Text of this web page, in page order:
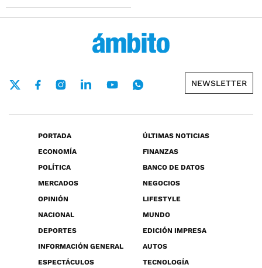
NEWSLETTER
PORTADA
ÚLTIMAS NOTICIAS
ECONOMÍA
FINANZAS
POLÍTICA
BANCO DE DATOS
MERCADOS
NEGOCIOS
OPINIÓN
LIFESTYLE
NACIONAL
MUNDO
DEPORTES
EDICIÓN IMPRESA
INFORMACIÓN GENERAL
AUTOS
ESPECTÁCULOS
TECNOLOGÍA